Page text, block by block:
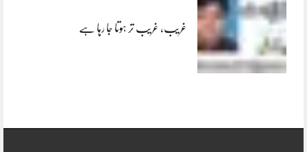
غریب، غریب تر ہوتا جا رہا ہے